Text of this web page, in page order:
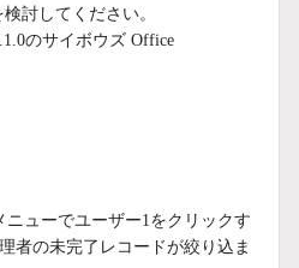
討してください。
のサイボウズ Office
ニューでユーザー1をクリックす
者の未完了レコードが絞り込ま